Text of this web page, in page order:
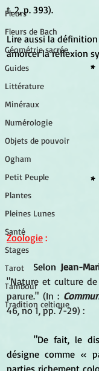
Fleurs
Fleurs de Bach
Géométrie sacrée
Guides
Littérature
Minéraux
Numérologie
Objets de pouvoir
Ogham
Petit Peuple
Plantes
Pleines Lunes
Santé
Stages
Tarot
Tambour
Tradition celtique
t. 2, p. 393).
Lire aussi la
amorcer la réflexion
*
*
Zoologie :
	Selon
Jean-
"Nature et culture
parure." (In :
46, no 1, pp. 7-29) :
désigne comme «
parties richement